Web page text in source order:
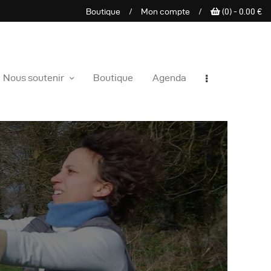
Boutique / Mon compte / (0) - 0.00 €
Nous soutenir Boutique Agenda